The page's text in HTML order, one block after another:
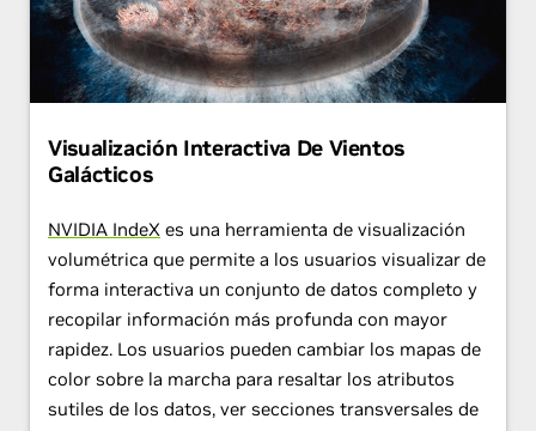
Visualización Interactiva De Vientos
Galácticos
NVIDIA IndeX es una herramienta de visualización
volumétrica que permite a los usuarios visualizar de
forma interactiva un conjunto de datos completo y
recopilar información más profunda con mayor
rapidez. Los usuarios pueden cambiar los mapas de
color sobre la marcha para resaltar los atributos
sutiles de los datos, ver secciones transversales de